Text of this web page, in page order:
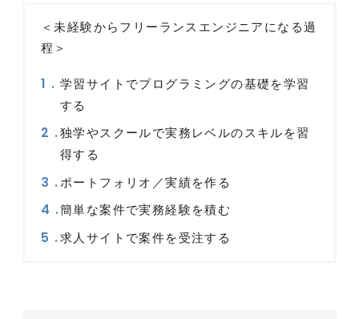
＜未経験からフリーランスエンジニアになる過
程＞
学習サイトでプログラミングの基礎を学習
する
独学やスクールで実務レベルのスキルを習
得する
ポートフォリオ／実績を作る
簡単な案件で実務経験を積む
求人サイトで案件を受注する